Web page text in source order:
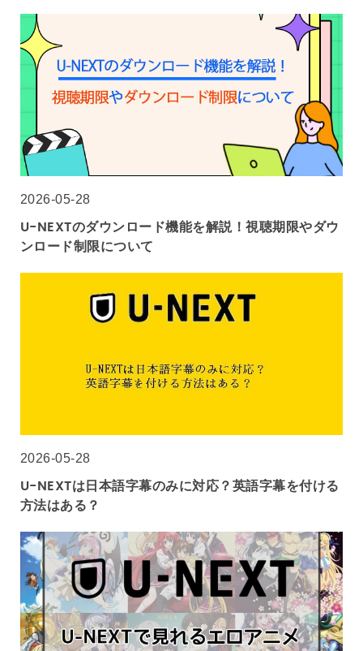
2026-05-28
U-NEXTのダウンロード機能を解説！視聴期限やダウ
ンロード制限について
2026-05-28
U-NEXTは日本語字幕のみに対応？英語字幕を付ける
方法はある？